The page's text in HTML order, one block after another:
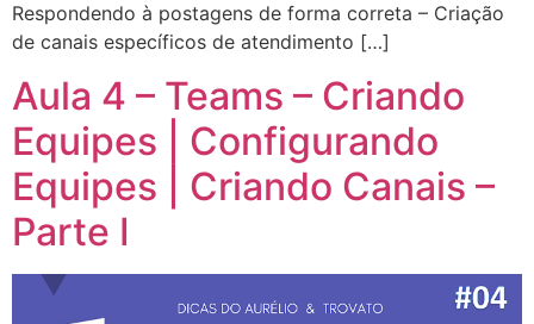
Respondendo à postagens de forma correta – Criação
de canais específicos de atendimento […]
Aula 4 – Teams – Criando
Equipes | Configurando
Equipes | Criando Canais –
Parte I